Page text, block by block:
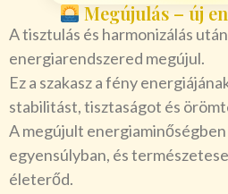
Megújulás – új
A tisztulás és harmonizálás
energiarendszered megújul.
Ez a szakasz a fény
stabilitást, tisztaságot és
A megújult
egyensúlyban, és
életerőd.